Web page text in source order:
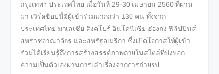
กรุงเทพฯ ประเทศไทย เมื่อวันที่ 29-30 เมษายน 2560 ที่ผ่าน
มา เวิร์คช็อปนี้มีผู้เข้าร่วมมากกว่า 130 คน ทั้งจาก
ประเทศไทย มาเลเซีย สิงคโปร์ อินโดนีเซีย ฮ่องกง ฟิลิปปินส์
สหราชอาณาจักร และสหรัฐอเมริกา ซึ่งเปิดโอกาสให้ผู้เข้า
ร่วมได้เรียนรู้ถึงการสร้างสรรค์ภาพถ่ายในสไตล์ที่บ่งบอก
ความเป็นตัวเองผ่านการเล่าเรื่องจากการถ่ายรูป